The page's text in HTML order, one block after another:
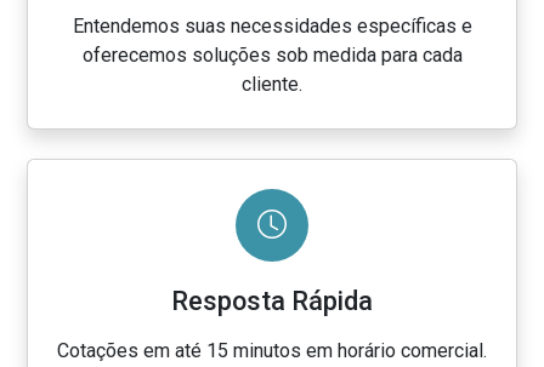
Entendemos suas necessidades específicas e
oferecemos soluções sob medida para cada
cliente.
Resposta Rápida
Cotações em até 15 minutos em horário comercial.